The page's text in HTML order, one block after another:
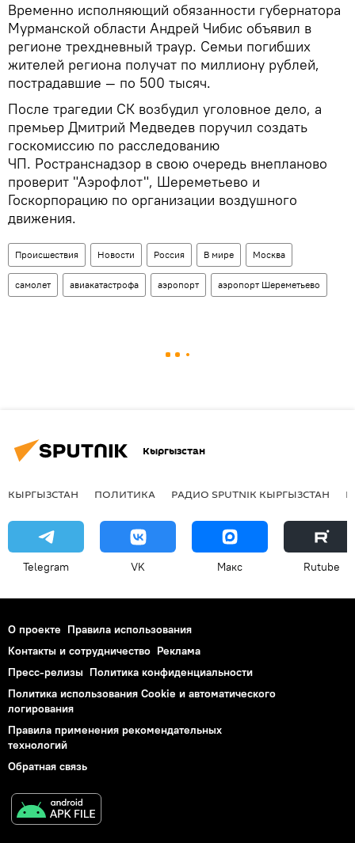
Временно исполняющий обязанности губернатора
Мурманской области Андрей Чибис объявил в
регионе трехдневный траур. Семьи погибших
жителей региона получат по миллиону рублей,
пострадавшие — по 500 тысяч.
После трагедии СК возбудил уголовное дело, а
премьер Дмитрий Медведев поручил создать
госкомиссию по расследованию
ЧП. Ространснадзор в свою очередь внепланово
проверит "Аэрофлот", Шереметьево и
Госкорпорацию по организации воздушного
движения.
Происшествия Новости Россия В мире Москва
самолет авиакатастрофа аэропорт аэропорт Шереметьево
Кыргызстан
КЫРГЫЗСТАН ПОЛИТИКА РАДИО SPUTNIK КЫРГЫЗСТАН
Telegram VK Макс Rutube
О проекте Правила использования
Контакты и сотрудничество Реклама
Пресс-релизы Политика конфиденциальности
Политика использования Cookie и автоматического
логирования
Правила применения рекомендательных
технологий
Обратная связь